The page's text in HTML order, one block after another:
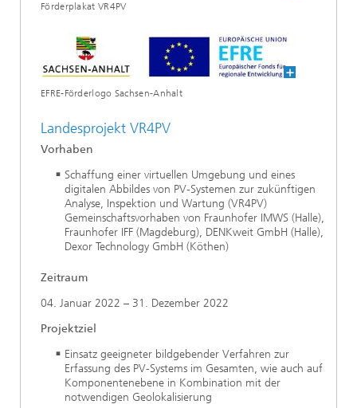
Förderplakat VR4PV
EFRE-Förderlogo Sachsen-Anhalt
Landesprojekt VR4PV
Vorhaben
Schaffung einer virtuellen Umgebung und eines
digitalen Abbildes von PV-Systemen zur zukünftigen
Analyse, Inspektion und Wartung (VR4PV)
Gemeinschaftsvorhaben von Fraunhofer IMWS (Halle),
Fraunhofer IFF (Magdeburg), DENKweit GmbH (Halle),
Dexor Technology GmbH (Köthen)
Zeitraum
04. Januar 2022 – 31. Dezember 2022
Projektziel
Einsatz geeigneter bildgebender Verfahren zur
Erfassung des PV-Systems im Gesamten, wie auch auf
Komponentenebene in Kombination mit der
notwendigen Geolokalisierung